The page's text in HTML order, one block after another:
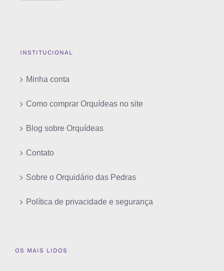
INSTITUCIONAL
Minha conta
Como comprar Orquídeas no site
Blog sobre Orquídeas
Contato
Sobre o Orquidário das Pedras
Política de privacidade e segurança
OS MAIS LIDOS